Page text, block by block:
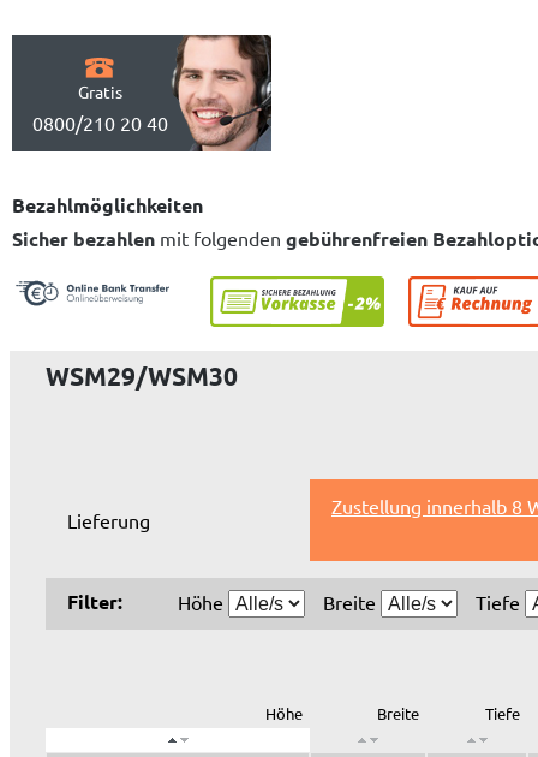
Gratis
0800/210 20 40
Bezahlmöglichkeiten
Sicher bezahlen mit folgenden gebührenfreien
WSM29/WSM30
Lieferung
Zustellung innerhalb 8
Filter: Höhe Breite Tiefe
Höhe Breite Tiefe